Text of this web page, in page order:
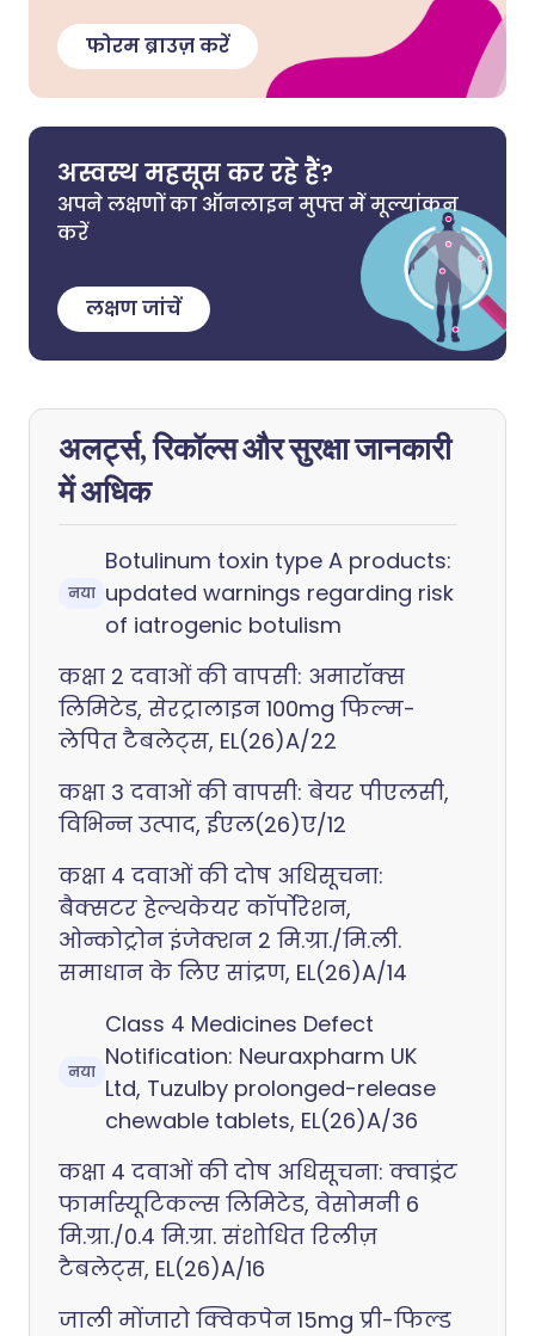
फोरम ब्राउज़ करें
अस्वस्थ महसूस कर रहे हैं?
अपने लक्षणों का ऑनलाइन मुफ्त में मूल्यांकन
करें
लक्षण जांचें
अलर्ट्स, रिकॉल्स और सुरक्षा जानकारी
में अधिक
नया
Botulinum toxin type A products:
updated warnings regarding risk
of iatrogenic botulism
कक्षा 2 दवाओं की वापसी: अमारॉक्स
लिमिटेड, सेरट्रालाइन 100mg फिल्म-
लेपित टैबलेट्स, EL(26)A/22
कक्षा 3 दवाओं की वापसी: बेयर पीएलसी,
विभिन्न उत्पाद, ईएल(26)ए/12
कक्षा 4 दवाओं की दोष अधिसूचना:
बैक्सटर हेल्थकेयर कॉर्पोरेशन,
ओन्कोट्रोन इंजेक्शन 2 मि.ग्रा./मि.ली.
समाधान के लिए सांद्रण, EL(26)A/14
नया
Class 4 Medicines Defect
Notification: Neuraxpharm UK
Ltd, Tuzulby prolonged-release
chewable tablets, EL(26)A/36
कक्षा 4 दवाओं की दोष अधिसूचना: क्वाड्रंट
फार्मास्यूटिकल्स लिमिटेड, वेसोमनी 6
मि.ग्रा./0.4 मि.ग्रा. संशोधित रिलीज़
टैबलेट्स, EL(26)A/16
जाली मोंजारो क्विकपेन 15mg प्री-फिल्ड